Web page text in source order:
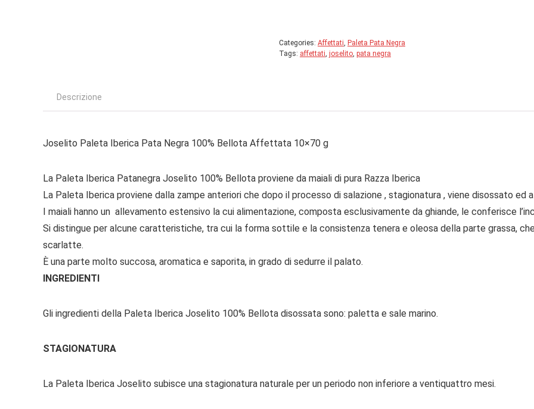
Categories: Affettati, Paleta Pata Negra
Tags: affettati, joselito, pata negra
Descrizione
Joselito Paleta Iberica Pata Negra 100% Bellota Affettata 10×70 g
La Paleta Iberica Patanegra Joselito 100% Bellota proviene da maiali di pura Razza Iberica
La Paleta Iberica proviene dalla zampe anteriori che dopo il processo di salazione , stagionatura , viene disossato
I maiali hanno un allevamento estensivo la cui alimentazione, composta esclusivamente da ghiande, le conferisce
Si distingue per alcune caratteristiche, tra cui la forma sottile e la consistenza tenera e oleosa della parte grassa,
scarlatte.
È una parte molto succosa, aromatica e saporita, in grado di sedurre il palato.
INGREDIENTI
Gli ingredienti della Paleta Iberica Joselito 100% Bellota disossata sono: paletta e sale marino.
STAGIONATURA
La Paleta Iberica Joselito subisce una stagionatura naturale per un periodo non inferiore a ventiquattro mesi.